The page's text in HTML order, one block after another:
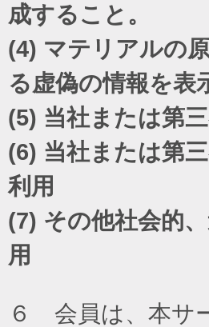
成すること。
(4) マテリアルの
る虚偽の情報を表
(5) 当社または第
(6) 当社または第
利用
(7) その他社会的
用
６ 会員は、本サ